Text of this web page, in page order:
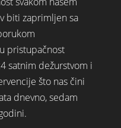
biti zaprimljen sa
pristupačnost
satnim dežurstvom i
što nas čini
dnevno, sedam